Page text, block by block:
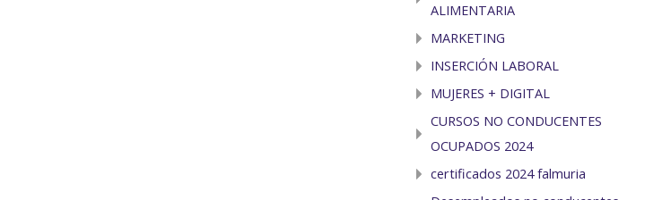
ALIMENTARIA
MARKETING
INSERCIÓN LABORAL
MUJERES + DIGITAL
CURSOS NO CONDUCENTES
OCUPADOS 2024
certificados 2024 falmuria